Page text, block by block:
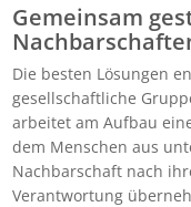
Gemeinsam
Die besten Lösungen
gesellschaftliche
arbeitet am Aufbau
dem Menschen aus
Nachbarschaft nach
Verantwortung